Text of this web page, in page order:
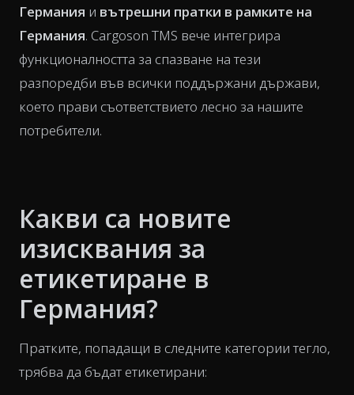
Германия и вътрешни пратки в рамките на
Германия. Cargoson TMS вече интегрира
функционалността за спазване на тези
разпоредби във всички поддържани държави,
което прави съответствието лесно за нашите
потребители.
Какви са новите
изисквания за
етикетиране в
Германия?
Пратките, попадащи в следните категории тегло,
трябва да бъдат етикетирани: